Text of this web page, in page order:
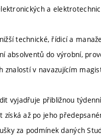
a
technické, řídicí a
absolventů do výrobní,
znalostí v navazujícím
vyjadřuje přibližnou
až po jeho
za podmínek daných